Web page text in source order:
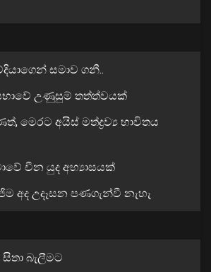
සමාව ගනී..
උණුසුම් තත්ත්වයක්
මෙරට අයිස් මත්ද්‍රව්‍ය භාවිතය
චීන යුද අභ්‍යාසයක්
අද උදෑසන පණගැන්වී නැහැ
බැලීමට